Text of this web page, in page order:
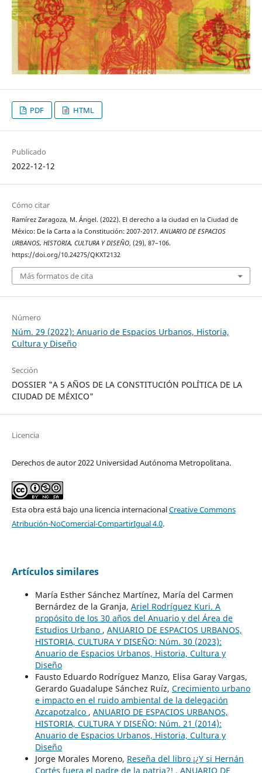
PDF HTML
Publicado
2022-12-12
Cómo citar
Ramírez Zaragoza, M. Ángel. (2022). El derecho a la ciudad en la Ciudad de
México: De la Carta a la Constitución: 2007-2017.ANUARIO DE ESPACIOS
URBANOS, HISTORIA, CULTURA Y DISEÑO, (29), 87–106.
https://doi.org/10.24275/QKXT2132
Más formatos de cita
Número
Núm. 29 (2022): Anuario de Espacios Urbanos, Historia,
Cultura y Diseño
Sección
DOSSIER "A 5 AÑOS DE LA CONSTITUCIÓN POLÍTICA DE LA
CIUDAD DE MÉXICO"
Licencia
Derechos de autor 2022 Universidad Autónoma Metropolitana.
Esta obra está bajo una licencia internacionalCreative Commons
Atribución-NoComercial-CompartirIgual 4.0.
Artículos similares
María Esther Sánchez Martínez, María del Carmen
Bernárdez de la Granja, Ariel Rodríguez Kuri. A
propósito de los 30 años del Anuario y del Área de
Estudios Urbano , ANUARIO DE ESPACIOS URBANOS,
HISTORIA, CULTURA Y DISEÑO: Núm. 30 (2023):
Anuario de Espacios Urbanos, Historia, Cultura y
Diseño
Fausto Eduardo Rodríguez Manzo, Elisa Garay Vargas,
Gerardo Guadalupe Sánchez Ruíz, Crecimiento urbano
e impacto en el ruido ambiental de la delegación
Azcapotzalco , ANUARIO DE ESPACIOS URBANOS,
HISTORIA, CULTURA Y DISEÑO: Núm. 21 (2014):
Anuario de Espacios Urbanos, Historia, Cultura y
Diseño
Jorge Morales Moreno, Reseña del libro ¡¿Y si Hernán
Cortés fuera el padre de la patria?! , ANUARIO DE